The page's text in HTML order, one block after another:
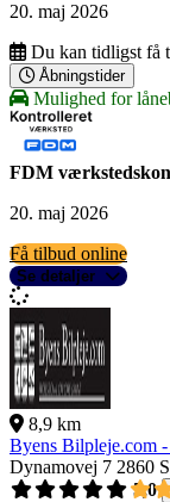
20. maj 2026
Du kan tidligst få
Åbningstider
Mulighed for
FDM
20. maj 2026
Få tilbud online
Se detaljer
8,9 km
Byens Bilpleje.com
Dynamovej 7 2860
5,0